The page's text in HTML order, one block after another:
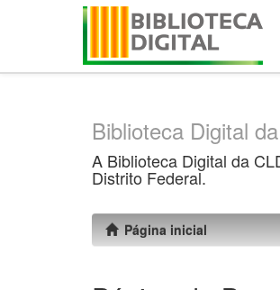
Biblioteca Digital
A Biblioteca Digital da
Distrito Federal.
Página inicial